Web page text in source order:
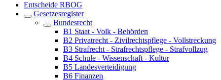
Entscheide RBOG
Gesetzesregister
Bundesrecht
B1 Staat - Volk - Behörden
B2 Privatrecht - Zivilrechtspflege - Vollstreckung
B3 Strafrecht - Strafrechtspflege - Strafvollzug
B4 Schule - Wissenschaft - Kultur
B5 Landesverteidigung
B6 Finanzen